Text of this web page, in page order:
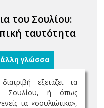
του Σουλίου:
ταυτότητα
γλώσσα
εξετάζει τα
Σουλίου, ή όπως
τα «σουλιώτικα»,